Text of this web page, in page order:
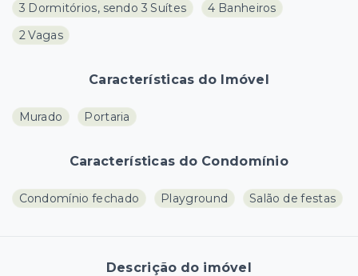
3 Dormitórios, sendo 3 Suítes
4 Banheiros
2 Vagas
Características do Imóvel
Murado Portaria
Características do Condomínio
Condomínio fechado Playground Salão de festas
Descrição do imóvel